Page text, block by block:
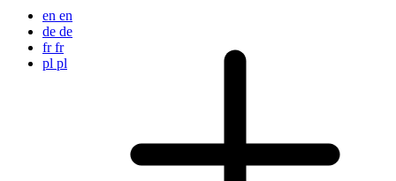
en en
de de
fr fr
pl pl